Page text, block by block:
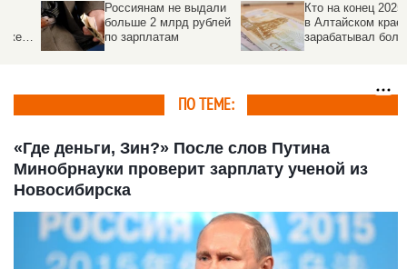
Россиянам не выдали
больше 2 млрд рублей
по зарплатам
Кто на конец 2025 года
в Алтайском крае
зарабатывал больше
всех, и какие отрасли
ПО ТЕМЕ:
«Где деньги, Зин?» После слов Путина
Минобрнауки проверит зарплату ученой из
Новосибирска